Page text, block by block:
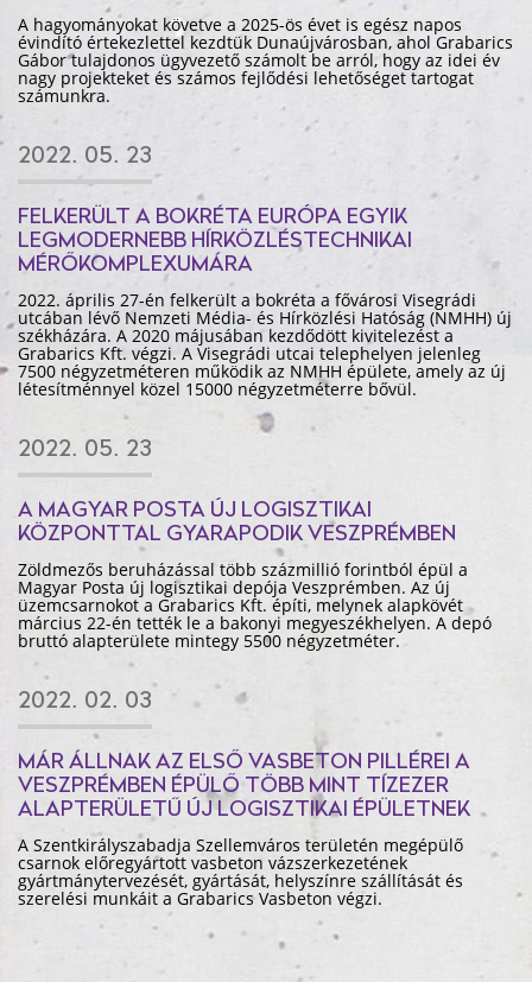
A hagyományokat követve a 2025-ös évet is egész napos
évindító értekezlettel kezdtük Dunaújvárosban, ahol Grabarics
Gábor tulajdonos ügyvezető számolt be arról, hogy az idei év
nagy projekteket és számos fejlődési lehetőséget tartogat
számunkra.
2022. 05. 23
FELKERÜLT A BOKRÉTA EURÓPA EGYIK
LEGMODERNEBB HÍRKÖZLÉSTECHNIKAI
MÉRŐKOMPLEXUMÁRA
2022. április 27-én felkerült a bokréta a fővárosi Visegrádi
utcában lévő Nemzeti Média- és Hírközlési Hatóság (NMHH) új
székházára. A 2020 májusában kezdődött kivitelezést a
Grabarics Kft. végzi. A Visegrádi utcai telephelyen jelenleg
7500 négyzetméteren működik az NMHH épülete, amely az új
létesítménnyel közel 15000 négyzetméterre bővül.
2022. 05. 23
A MAGYAR POSTA ÚJ LOGISZTIKAI
KÖZPONTTAL GYARAPODIK VESZPRÉMBEN
Zöldmezős beruházással több százmillió forintból épül a
Magyar Posta új logisztikai depója Veszprémben. Az új
üzemcsarnokot a Grabarics Kft. építi, melynek alapkövét
március 22-én tették le a bakonyi megyeszékhelyen. A depó
bruttó alapterülete mintegy 5500 négyzetméter.
2022. 02. 03
MÁR ÁLLNAK AZ ELSŐ VASBETON PILLÉREI A
VESZPRÉMBEN ÉPÜLŐ TÖBB MINT TÍZEZER
ALAPTERÜLETŰ ÚJ LOGISZTIKAI ÉPÜLETNEK
A Szentkirályszabadja Szellemváros területén megépülő
csarnok előregyártott vasbeton vázszerkezetének
gyártmánytervezését, gyártását, helyszínre szállítását és
szerelési munkáit a Grabarics Vasbeton végzi.